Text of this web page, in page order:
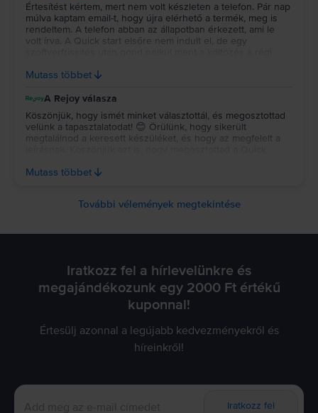
Értesítést kértem, mert nem volt készleten a telefon. Pár nap
múlva kaptam email-t, hogy újra elérhető a termék, meg is
rendeltem. A telefon abban az állapotban érkezett, ami le
volt írva. A Quick start elsőre nem indult el, de egy
elégedve.
Mutass többet
A Rejoy válasza
Köszönjük, hogy ismét minket választottál, és megosztottad
velünk a tapasztalatodat! 😊 Örülünk, hogy sikerült
megtalálnod a keresett készüléket, és hogy az megfelelt a
ránk, visszavárunk! 💚
Mutass többet
További vélemények megtekintése
Iratkozz fel a hírlevelünkre és
megajándékozunk egy 2000 Ft értékű
kuponnal!
Értesülj azonnal a legújabb kedvezményekről és
híreinkről!
Iratkozz fel